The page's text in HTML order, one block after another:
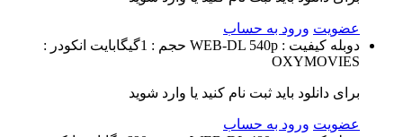
عضویت ورود به حساب
دوبله کیفیت : WEB-DL 540p حجم : 1گیگابایت
انکودر :
OXYMOVIES
برای دانلود باید ثبت نام کنید یا وارد شوید
عضویت ورود به حساب